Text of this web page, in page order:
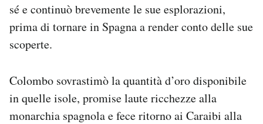
sé e continuò brevemente le sue esplorazioni,
prima di tornare in Spagna a render conto delle sue
scoperte.
Colombo sovrastimò la quantità d’oro disponibile
in quelle isole, promise laute ricchezze alla
monarchia spagnola e fece ritorno ai Caraibi alla